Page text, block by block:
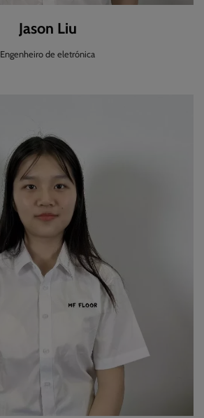
Jason Liu
Engenheiro de eletrónica